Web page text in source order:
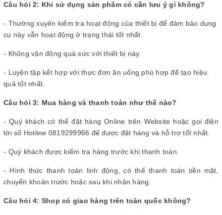
Câu hỏi 2: Khi sử dụng sản phẩm có cần lưu ý gì không?
- Thường xuyên kiểm tra hoạt động của thiết bị để đảm bảo dụng
cụ này vẫn hoạt động ở trạng thái tốt nhất.
- Không vận động quá sức với thiết bị này.
- Luyện tập kết hợp với thực đơn ăn uống phù hợp để tạo hiệu
quả tốt nhất.
Câu hỏi 3: Mua hàng và thanh toán như thế nào?
- Quý khách có thể đặt hàng Online trên Website hoặc gọi điện
tới số Hotline 0819299966 để được đặt hàng và hỗ trợ tốt nhất.
- Quý khách được kiểm tra hàng trước khi thanh toán.
- Hình thức thanh toán linh động, có thể thanh toán tiền mặt,
chuyển khoản trước hoặc sau khi nhận hàng.
Câu hỏi 4: Shop có giao hàng trên toàn quốc không?